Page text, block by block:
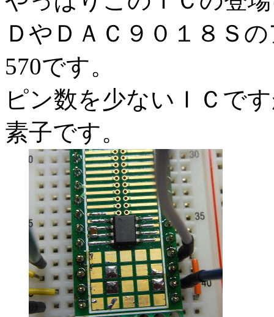
ＤやＤＡＣ９０１８Ｓ
570です。
ピン数を少ないＩＣで
素子です。